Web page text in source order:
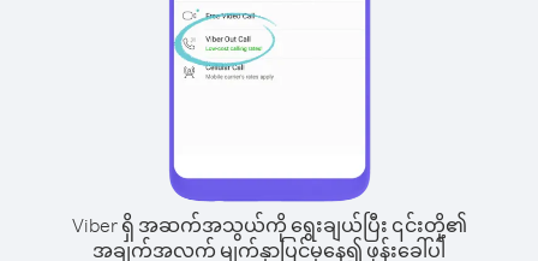
Viber ရှိ အဆက်အသွယ်ကို ရွေးချယ်ပြီး ၎င်းတို့၏
အချက်အလက် မျက်နှာပြင်မှနေ၍ ဖုန်းခေါ်ပါ